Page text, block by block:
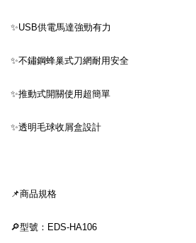
✨USB供電馬達強勁有力
✨不鏽鋼蜂巢式刀網耐用安全
✨推動式開關使用超簡單
✨透明毛球收屑盒設計
📌商品規格
🔎型號：EDS-HA106